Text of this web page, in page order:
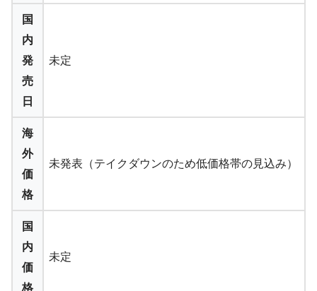
国
内
発
売
日
未定
海
外
価
格
未発表（テイクダウンのため低価格帯の見込み）
国
内
価
格
未定